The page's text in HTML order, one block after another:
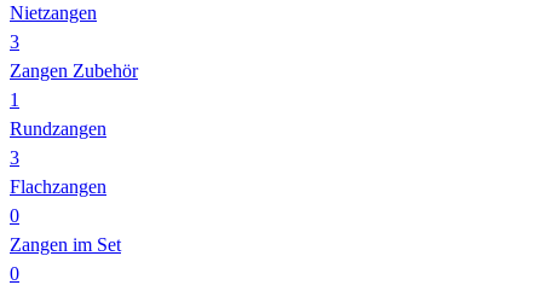
Nietzangen
3
Zangen Zubehör
1
Rundzangen
3
Flachzangen
0
Zangen im Set
0